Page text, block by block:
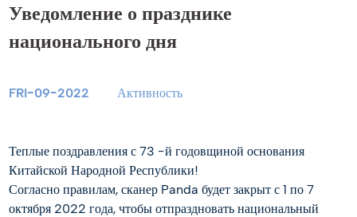
Уведомление о празднике
национального дня
FRI-09-2022 Активность
Теплые поздравления с 73 -й годовщиной основания
Китайской Народной Республики!
Согласно правилам, сканер Panda будет закрыт с 1 по 7
октября 2022 года, чтобы отпраздновать национальный